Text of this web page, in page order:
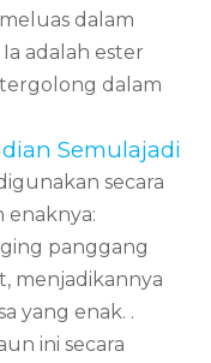
dalam
adalah ester
dalam
Semulajadi
secara
enaknya:
panggang
menjadikannya
yang enak. .
ini secara